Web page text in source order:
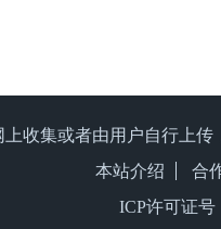
收集或者由用户自行上
本站介绍
合
ICP许可证